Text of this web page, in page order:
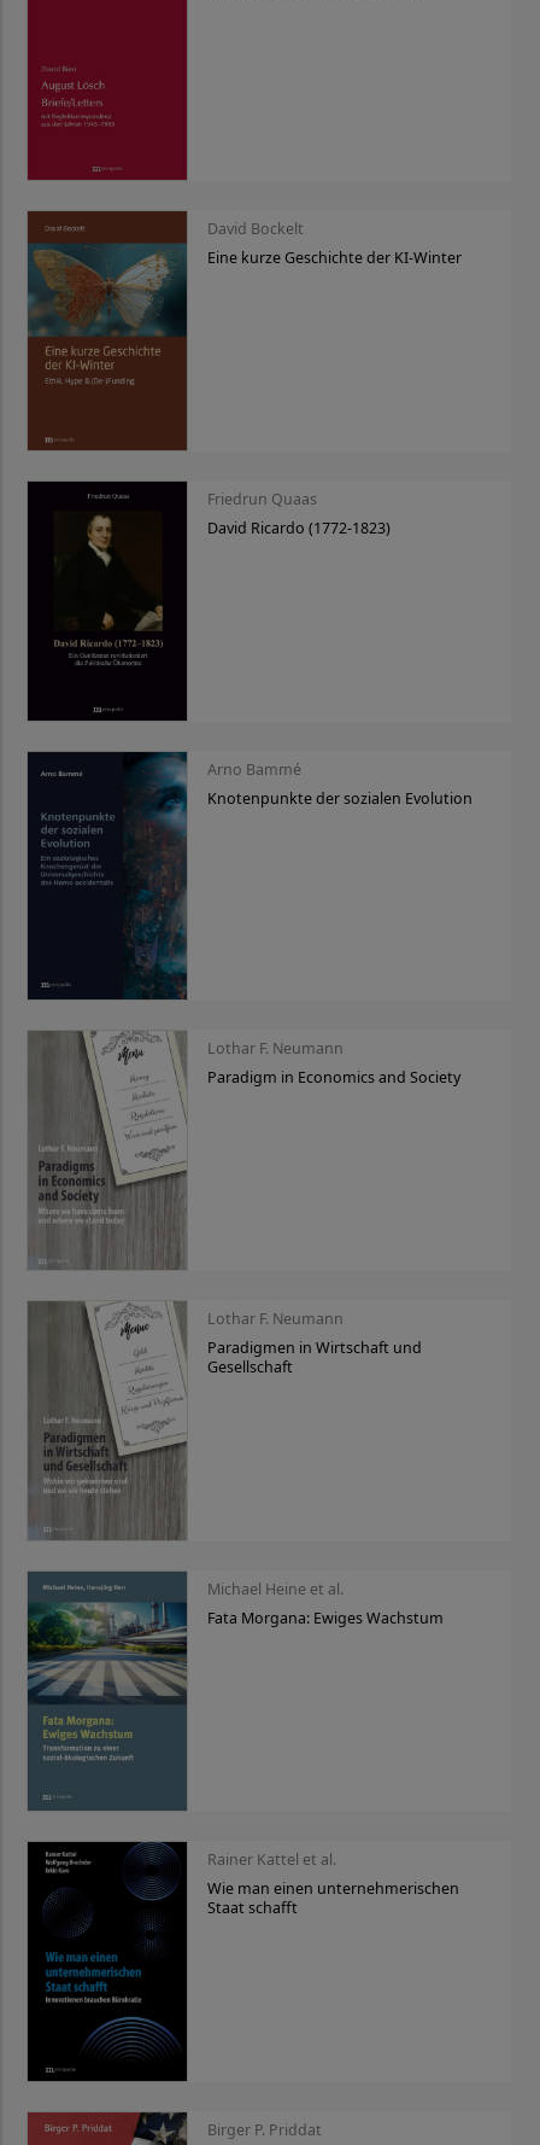
David Bockelt
Eine kurze Geschichte der KI-Winter
Friedrun Quaas
David Ricardo (1772-1823)
Arno Bammé
Knotenpunkte der sozialen Evolution
Lothar F. Neumann
Paradigm in Economics and Society
Lothar F. Neumann
Paradigmen in Wirtschaft und
Gesellschaft
Michael Heine et al.
Fata Morgana: Ewiges Wachstum
Rainer Kattel et al.
Wie man einen unternehmerischen
Staat schafft
Birger P. Priddat